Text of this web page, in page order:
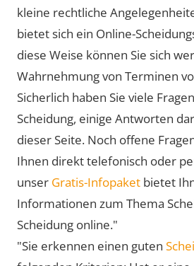
kleine rechtliche
bietet sich ein Online-
diese Weise können Sie sich
Wahrnehmung von Terminen
Sicherlich haben Sie viele
Scheidung, einige Antworten
dieser Seite. Noch offene
Ihnen direkt telefonisch oder
unser Gratis-Infopaket bietet
Informationen zum Thema
Scheidung online."
"Sie erkennen einen guten